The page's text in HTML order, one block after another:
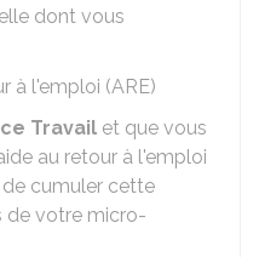
dont vous
à l'emploi (ARE)
Travail et que vous
au retour à l'emploi
de cumuler cette
de votre micro-